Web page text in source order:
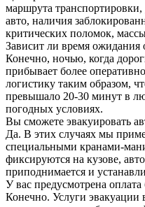
маршрута
авто, наличия
критических поломок,
Зависит ли время ожидания
Конечно, ночью, когда
прибывает более
логистику таким образом,
превышало 20-30 минут в
погодных условиях.
Вы сможете эвакуировать
Да. В этих случаях мы
специальными кранами-
фиксируются на кузове,
приподнимается и
У вас предусмотрена
Конечно. Услуги эвакуации